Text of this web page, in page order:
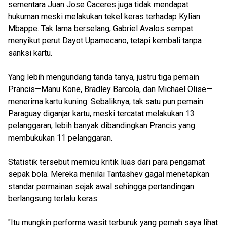
sementara Juan Jose Caceres juga tidak mendapat
hukuman meski melakukan tekel keras terhadap Kylian
Mbappe. Tak lama berselang, Gabriel Avalos sempat
menyikut perut Dayot Upamecano, tetapi kembali tanpa
sanksi kartu.
Yang lebih mengundang tanda tanya, justru tiga pemain
Prancis—Manu Kone, Bradley Barcola, dan Michael Olise—
menerima kartu kuning. Sebaliknya, tak satu pun pemain
Paraguay diganjar kartu, meski tercatat melakukan 13
pelanggaran, lebih banyak dibandingkan Prancis yang
membukukan 11 pelanggaran.
Statistik tersebut memicu kritik luas dari para pengamat
sepak bola. Mereka menilai Tantashev gagal menetapkan
standar permainan sejak awal sehingga pertandingan
berlangsung terlalu keras.
"Itu mungkin performa wasit terburuk yang pernah saya lihat